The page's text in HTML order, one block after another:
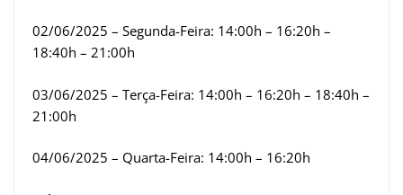
02/06/2025 – Segunda-Feira: 14:00h – 16:20h –
18:40h – 21:00h
03/06/2025 – Terça-Feira: 14:00h – 16:20h – 18:40h –
21:00h
04/06/2025 – Quarta-Feira: 14:00h – 16:20h